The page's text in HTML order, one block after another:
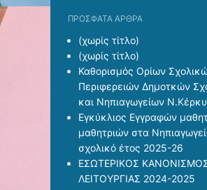
ΠΡΌΣΦΑΤΑ ΆΡΘΡΑ
(χωρίς τίτλο)
(χωρίς τίτλο)
Καθορισμός Ορίων
Περιφερειών Δημοτκών
και Νηπιαγωγείων
Εγκύκλιος Εγγραφών
μαθητριών στα
σχολικό έτος 2025-26
ΕΣΩΤΕΡΙΚΟΣ
ΛΕΙΤΟΥΡΓΙΑΣ 2024-2025